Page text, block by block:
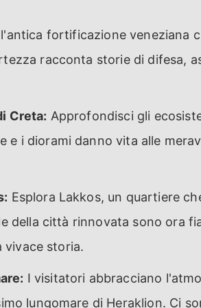
fortificazione veneziana
racconta storie di difesa,
Creta: Approfondisci gli
e i diorami danno vita alle
Esplora Lakkos, un quartiere
della città rinnovata sono ora
vivace storia.
I visitatori abbracciano
lungomare di Heraklion. Ci